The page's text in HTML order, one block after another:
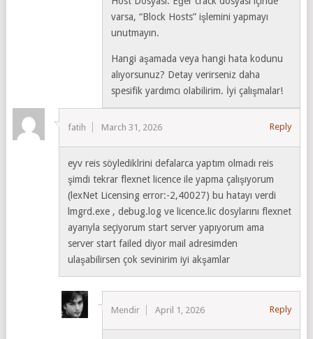
varsa, “Block Hosts” işlemini yapmayı
unutmayın.
Hangi aşamada veya hangi hata kodunu
alıyorsunuz? Detay verirseniz daha
spesifik yardımcı olabilirim. İyi çalışmalar!
fatih March 31, 2026 Reply
eyv reis söylediklrini defalarca yaptım olmadı reis
şimdi tekrar flexnet licence ile yapma çalışıyorum
(lexNet Licensing error:-2,40027) bu hatayı verdi
lmgrd.exe , debug.log ve licence.lic dosylarını flexnet
ayarıyla seçiyorum start server yapıyorum ama
server start failed diyor mail adresimden
ulaşabilirsen çok sevinirim iyi akşamlar
Mendir April 1, 2026 Reply